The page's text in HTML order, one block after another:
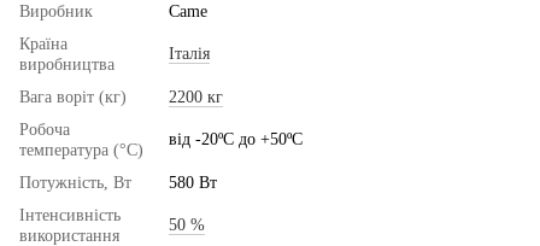
Виробник
Came
Країна
виробництва
Італія
Вага воріт (кг)
2200 кг
Робоча
температура (°C)
від -20ºС до +50ºС
Потужність, Вт
580 Вт
Інтенсивність
використання
50 %